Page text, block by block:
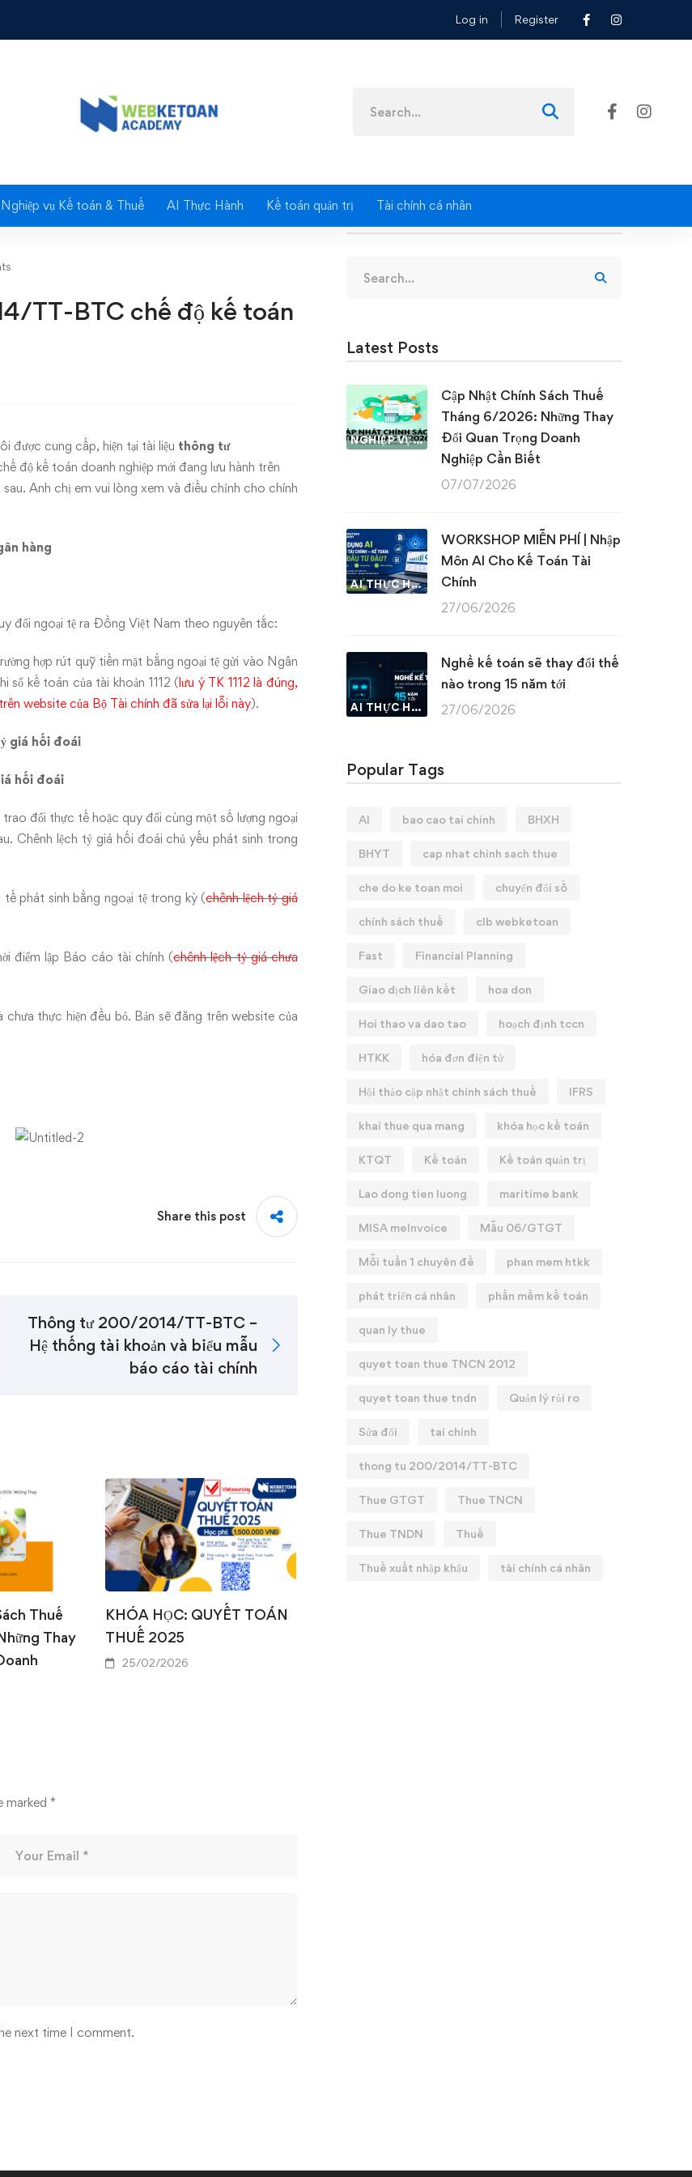
Log in Register
for:
Nghiệp vụ Kế toán & Thuế AI Thực Hành Kế toán quản trị Tài chính cá nhân
TT-BTC chế độ kế toán doanh nghiệp mới
TT-BTC chế độ kế toán
được cung cấp, hiện tại tài liệu thông tư
độ kế toán doanh nghiệp mới đang lưu hành trên
Anh chị em vui lòng xem và điều chỉnh cho chính
hàng
đổi ngoại tệ ra Đồng Việt Nam theo nguyên tắc:
hợp rút quỹ tiền mặt bằng ngoại tệ gửi vào Ngân
kế toán của tài khoản 1112 (lưu ý TK 1112 là đúng,
website của Bộ Tài chính đã sửa lại lỗi này).
giá hối đoái
hối đoái
đổi thực tế hoặc quy đổi cùng một số lượng ngoại
Chênh lệch tỷ giá hối đoái chủ yếu phát sinh trong
phát sinh bằng ngoại tệ trong kỳ (chênh lệch tỷ giá
điểm lập Báo cáo tài chính (chênh lệch tỷ giá chưa
thực hiện đều bỏ. Bản sẽ đăng trên website của
Share this post
Thông tư 200/2014/TT-BTC –
Hệ thống tài khoản và biểu mẫu
báo cáo tài chính
Thuế
Thay
KHÓA HỌC: QUYẾT TOÁN
THUẾ 2025
25/02/2026
09 ĐIỂM MỚI THUẾ GTGT
07/07/2025
marked *
next time I comment.
for:
Latest Posts
NGHIỆP VỤ KẾ TOÁN & THUẾ
Cập Nhật Chính Sách Thuế
Tháng 6/2026: Những Thay
Đổi Quan Trọng Doanh
Nghiệp Cần Biết
07/07/2026
AI THỰC HÀNH
WORKSHOP MIỄN PHÍ | Nhập
Môn AI Cho Kế Toán Tài
Chính
27/06/2026
AI THỰC HÀNH
Nghề kế toán sẽ thay đổi thế
nào trong 15 năm tới
27/06/2026
Popular Tags
AI bao cao tai chinh BHXH
BHYT cap nhat chinh sach thue
che do ke toan moi chuyển đổi số
chính sách thuế clb webketoan
Fast Financial Planning
Giao dịch liên kết hoa don
Hoi thao va dao tao hoạch định tccn
HTKK hóa đơn điện tử
Hội thảo cập nhật chính sách thuế IFRS
khai thue qua mang khóa học kế toán
KTQT Kế toán Kế toán quản trị
Lao dong tien luong maritime bank
MISA meInvoice Mẫu 06/GTGT
Mỗi tuần 1 chuyên đề phan mem htkk
phát triển cá nhân phần mềm kế toán
quan ly thue
quyet toan thue TNCN 2012
quyet toan thue tndn Quản lý rủi ro
Sửa đổi tai chinh
thong tu 200/2014/TT-BTC
Thue GTGT Thue TNCN
Thue TNDN Thuế
Thuế xuất nhập khẩu tài chính cá nhân